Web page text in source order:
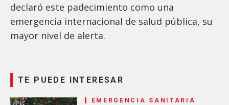
declaró este padecimiento como una
emergencia internacional de salud pública, su
mayor nivel de alerta.
TE PUEDE INTERESAR
EMERGENCIA SANITARIA